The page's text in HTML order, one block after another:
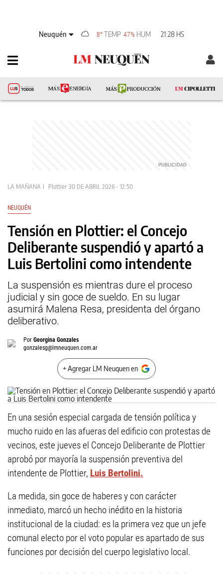
Neuquén 8°TEMP 47% HUM 21:28 HS
LA MAÑANA Plottier 30 DE ABRIL 2026 - 12:50
NEUQUÉN
Tensión en Plottier: el Concejo
Deliberante suspendió y apartó a
Luis Bertolini como intendente
La suspensión es mientras dure el proceso
judicial y sin goce de sueldo. En su lugar
asumirá Malena Resa, presidenta del órgano
deliberativo.
Por Georgina Gonzales
gonzalesg@lmneuquen.com.ar
+ Agregar LM Neuquen en
En una sesión especial cargada de tensión política y
mucho ruido en las afueras del edificio con protestas de
vecinos, este jueves el Concejo Deliberante de Plottier
aprobó por mayoría la suspensión preventiva del
intendente de Plottier, Luis Bertolini.
La medida, sin goce de haberes y con carácter
inmediato, marcó un hecho inédito en la historia
institucional de la ciudad: es la primera vez que un jefe
comunal electo por el voto popular es apartado de sus
funciones por decisión del cuerpo legislativo local.